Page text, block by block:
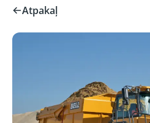
Atpakaļ